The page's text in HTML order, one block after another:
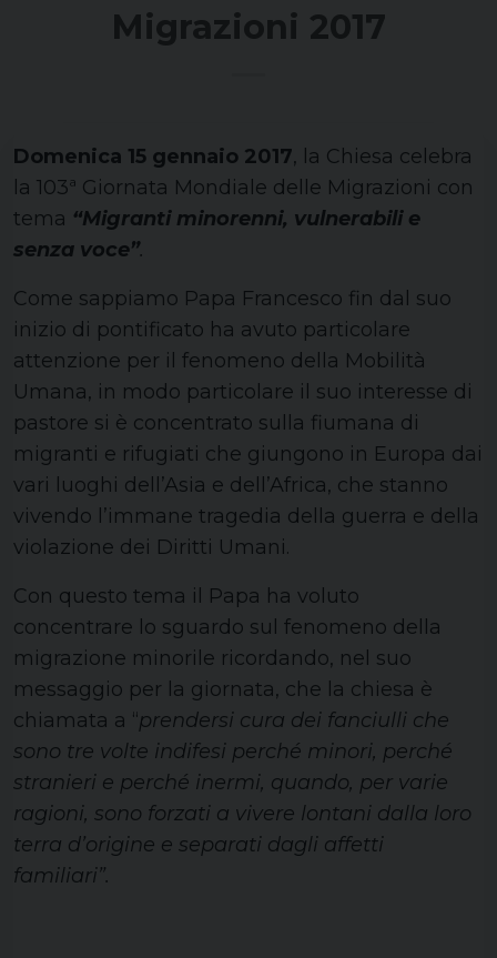
Migrazioni 2017
Domenica 15 gennaio 2017, la Chiesa celebra
la 103ª Giornata Mondiale delle Migrazioni con
tema “Migranti minorenni, vulnerabili e
senza voce”.
Come sappiamo Papa Francesco fin dal suo
inizio di pontificato ha avuto particolare
attenzione per il fenomeno della Mobilità
Umana, in modo particolare il suo interesse di
pastore si è concentrato sulla fiumana di
migranti e rifugiati che giungono in Europa dai
vari luoghi dell’Asia e dell’Africa, che stanno
vivendo l’immane tragedia della guerra e della
violazione dei Diritti Umani.
Con questo tema il Papa ha voluto
concentrare lo sguardo sul fenomeno della
migrazione minorile ricordando, nel suo
messaggio per la giornata, che la chiesa è
chiamata a “prendersi cura dei fanciulli che
sono tre volte indifesi perché minori, perché
stranieri e perché inermi, quando, per varie
ragioni, sono forzati a vivere lontani dalla loro
terra d’origine e separati dagli affetti
familiari”.